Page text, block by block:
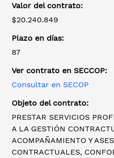
Valor del contrato:
$20.240.849
Plazo en días:
87
Ver contrato en SECCOP:
Consultar en SECOP
Objeto del contrato:
PRESTAR SERVICIOS
A LA GESTIÓN
ACOMPAÑAMIENTO Y
CONTRACTUALES,